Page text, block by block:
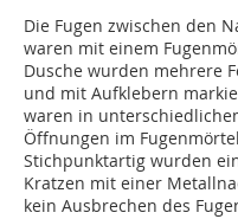
Die Fugen zwischen den
waren mit einem
Dusche wurden mehrere
und mit Aufklebern
waren in
Öffnungen im
Stichpunktartig wurden
Kratzen mit einer
kein Ausbrechen des